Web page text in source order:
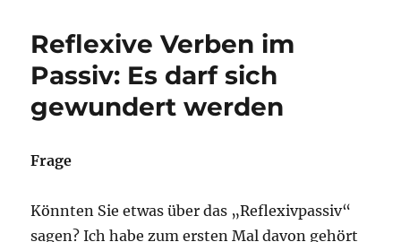
Reflexive Verben im
Passiv: Es darf sich
gewundert werden
Frage
Könnten Sie etwas über das „Reflexivpassiv“
sagen? Ich habe zum ersten Mal davon gehört